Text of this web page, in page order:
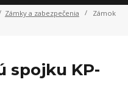
Zámky a zabezpečenia
Zámok
spojku KP-